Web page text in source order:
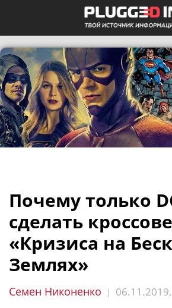
Почему только
сделать
«Кризиса на
Землях»
Семен Никоненко |